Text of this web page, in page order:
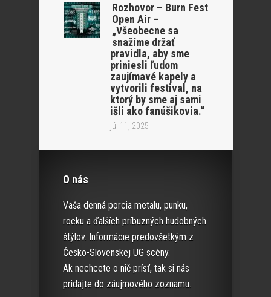
Rozhovor – Burn Fest
Open Air –
„Všeobecne sa
snažíme držať
pravidla, aby sme
priniesli ľudom
zaujímavé kapely a
vytvorili festival, na
ktorý by sme aj sami
išli ako fanúšikovia.“
júl 11, 2025
O nás
Vaša denná porcia metalu, punku,
rocku a ďalších príbuzných hudobných
štýlov. Informácie predovšetkým z
Česko-Slovenskej UG scény.
Ak nechcete o nič prísť, tak si nás
pridajte do záujmového zoznamu.